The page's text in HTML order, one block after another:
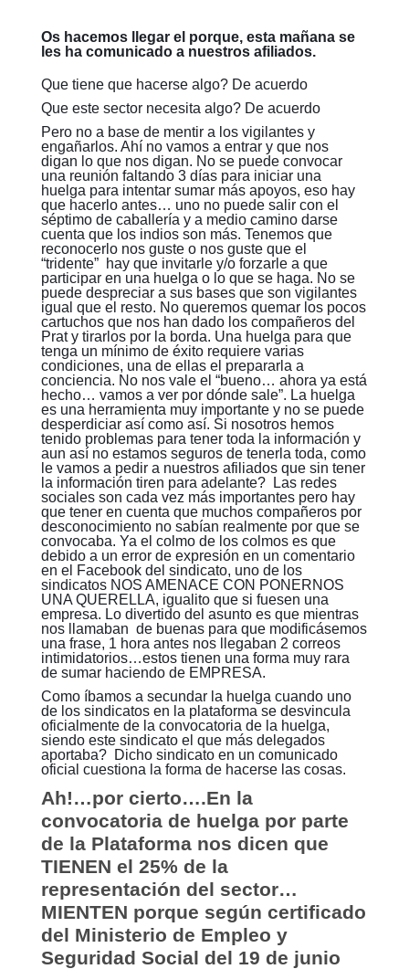
Os hacemos llegar el porque, esta mañana se
les ha comunicado a nuestros afiliados.
Que tiene que hacerse algo? De acuerdo
Que este sector necesita algo? De acuerdo
Pero no a base de mentir a los vigilantes y
engañarlos. Ahí no vamos a entrar y que nos
digan lo que nos digan. No se puede convocar
una reunión faltando 3 días para iniciar una
huelga para intentar sumar más apoyos, eso hay
que hacerlo antes… uno no puede salir con el
séptimo de caballería y a medio camino darse
cuenta que los indios son más. Tenemos que
reconocerlo nos guste o nos guste que el
“tridente” hay que invitarle y/o forzarle a que
participar en una huelga o lo que se haga. No se
puede despreciar a sus bases que son vigilantes
igual que el resto. No queremos quemar los pocos
cartuchos que nos han dado los compañeros del
Prat y tirarlos por la borda. Una huelga para que
tenga un mínimo de éxito requiere varias
condiciones, una de ellas el prepararla a
conciencia. No nos vale el “bueno… ahora ya está
hecho… vamos a ver por dónde sale”. La huelga
es una herramienta muy importante y no se puede
desperdiciar así como así. Si nosotros hemos
tenido problemas para tener toda la información y
aun así no estamos seguros de tenerla toda, como
le vamos a pedir a nuestros afiliados que sin tener
la información tiren para adelante? Las redes
sociales son cada vez más importantes pero hay
que tener en cuenta que muchos compañeros por
desconocimiento no sabían realmente por que se
convocaba. Ya el colmo de los colmos es que
debido a un error de expresión en un comentario
en el Facebook del sindicato, uno de los
sindicatos NOS AMENACE CON PONERNOS
UNA QUERELLA, igualito que si fuesen una
empresa. Lo divertido del asunto es que mientras
nos llamaban de buenas para que modificásemos
una frase, 1 hora antes nos llegaban 2 correos
intimidatorios…estos tienen una forma muy rara
de sumar haciendo de EMPRESA.
Como íbamos a secundar la huelga cuando uno
de los sindicatos en la plataforma se desvincula
oficialmente de la convocatoria de la huelga,
siendo este sindicato el que más delegados
aportaba? Dicho sindicato en un comunicado
oficial cuestiona la forma de hacerse las cosas.
Ah!…por cierto….En la
convocatoria de huelga por parte
de la Plataforma nos dicen que
TIENEN el 25% de la
representación del sector…
MIENTEN porque según certificado
del Ministerio de Empleo y
Seguridad Social del 19 de junio